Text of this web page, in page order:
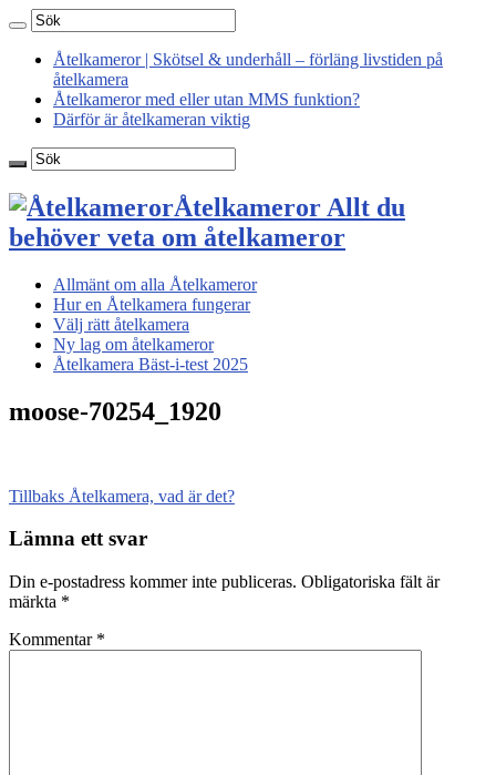
Åtelkameror | Skötsel & underhåll – förläng livstiden på
åtelkamera
Åtelkameror med eller utan MMS funktion?
Därför är åtelkameran viktig
Åtelkameror Allt du
behöver veta om åtelkameror
Allmänt om alla Åtelkameror
Hur en Åtelkamera fungerar
Välj rätt åtelkamera
Ny lag om åtelkameror
Åtelkamera Bäst-i-test 2025
moose-70254_1920
Tillbaks Åtelkamera, vad är det?
Lämna ett svar
Din e-postadress kommer inte publiceras. Obligatoriska fält är
märkta *
Kommentar *